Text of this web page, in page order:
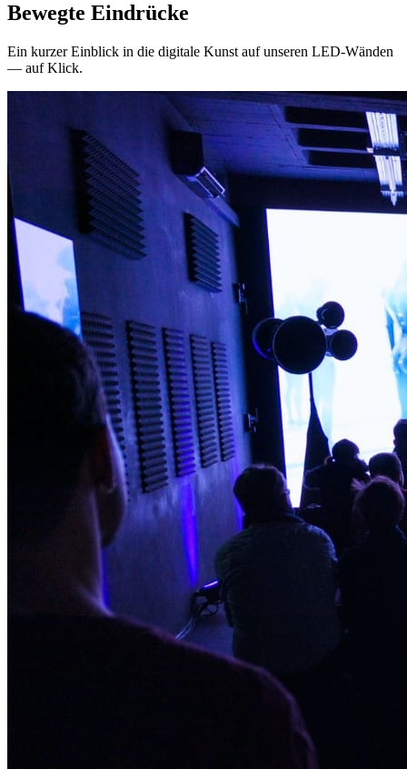
Bewegte Eindrücke
Ein kurzer Einblick in die digitale Kunst auf unseren LED-Wänden
— auf Klick.